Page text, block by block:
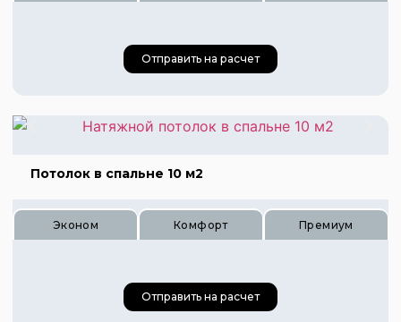
Цена 140 руб.
Цена 280 руб.
Отправить на расчет
Потолок в спальне 10 м2
Эконом Комфорт Премиум
Отправить на расчет